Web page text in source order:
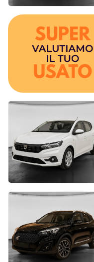
Hai una permuta?
Erreti Auto sottrae il suo
tua nuova auto, con una
3250€. Hai un usato da
bonus anche sull'usato